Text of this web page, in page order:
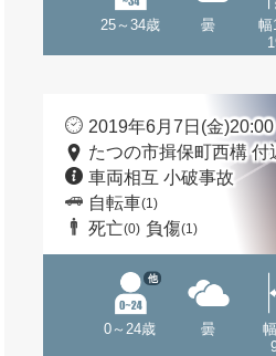
25～34歳 曇
幅
2019年6月7日(金)20:00
たつの市揖保町西構 付
車両相互 小破事故
自転車(1)
死亡(0) 負傷(1)
0～24歳
他
曇